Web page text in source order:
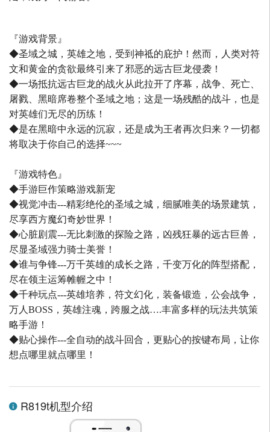
『游戏背景』
◆圣域之城，英雄之地，受到神祗的庇护！然而，人类对符
文和黄金的贪欲最终引来了邪恶的远古巨龙侵袭！
◆一场抵抗远古巨龙的战火从此拉开了序幕，战争、死亡、
屠戮、黑暗席卷整个圣域之地；这是一场残酷的战斗，也是
对英雄们无尽的历练！
◆是在黑暗中永远的沉寂，还是成为王者再次归来？一切都
将取决于你自己的选择~~~
『游戏特色』
◆手游巨作策略游戏新宠
◆视觉冲击---精彩绝伦的圣域之城，细腻唯美的场景建筑，
尽享西方魔幻奇妙世界！
◆心脏剧震---无比刺激的探险之路，凶残狂暴的远古巨兽，
尽显圣域强力骑士美誉！
◆谁与争锋---万千英雄的成长之路，千变万化的阵型搭配，
尽在领主运筹帷幄之中！
◆千种玩点---英雄培养，符文幻化，装备锻造，公会战争，
万人BOSS，英雄注魂，跨服之战….丰富多样的玩法共筑策
略手游！
◆贴心操作---全自动的战斗回合，更贴心的按键布局，让你
想点哪里就点哪里！
R819t机型介绍